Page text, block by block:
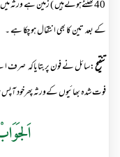
40گھنٹےہوتےہیں ) زمین ہے ورثہ
کے بعد تین کا بھی انتقال ہو چکا ہے ۔
تنقیح:سائل نے فون پربتایاکہ صرف
فوت شدہ بھائیوں کےورثہ پھرخود آپس